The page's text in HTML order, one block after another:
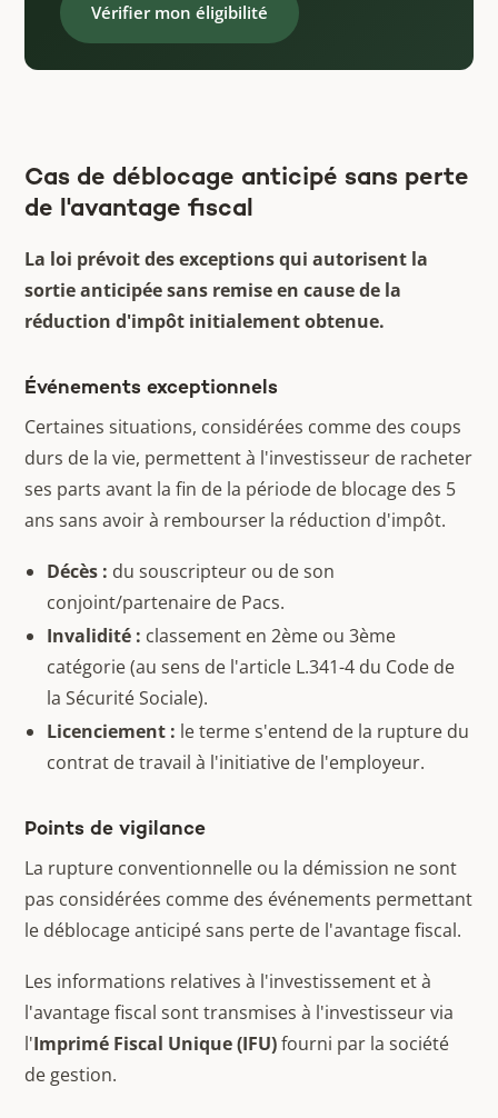
Vérifier mon éligibilité
Cas de déblocage anticipé sans perte
de l'avantage fiscal
La loi prévoit des exceptions qui autorisent la
sortie anticipée sans remise en cause de la
réduction d'impôt initialement obtenue.
Événements exceptionnels
Certaines situations, considérées comme des coups
durs de la vie, permettent à l'investisseur de racheter
ses parts avant la fin de la période de blocage des 5
ans sans avoir à rembourser la réduction d'impôt.
Décès : du souscripteur ou de son
conjoint/partenaire de Pacs.
Invalidité : classement en 2ème ou 3ème
catégorie (au sens de l'article L.341-4 du Code de
la Sécurité Sociale).
Licenciement : le terme s'entend de la rupture du
contrat de travail à l'initiative de l'employeur.
Points de vigilance
La rupture conventionnelle ou la démission ne sont
pas considérées comme des événements permettant
le déblocage anticipé sans perte de l'avantage fiscal.
Les informations relatives à l'investissement et à
l'avantage fiscal sont transmises à l'investisseur via
l'Imprimé Fiscal Unique (IFU)fourni par la société
de gestion.